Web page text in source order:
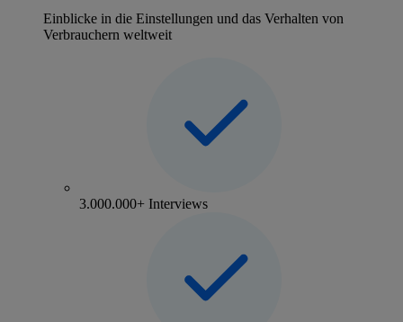
Einblicke in die Einstellungen und das Verhalten von
Verbrauchern weltweit
3.000.000+ Interviews